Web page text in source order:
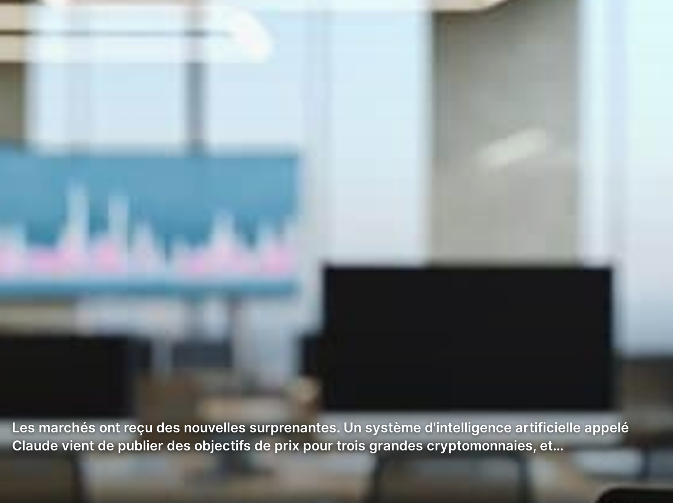
Les marchés ont reçu des nouvelles surprenantes. Un système d'intelligence artificielle appelé
Claude vient de publier des objectifs de prix pour trois grandes cryptomonnaies, et…